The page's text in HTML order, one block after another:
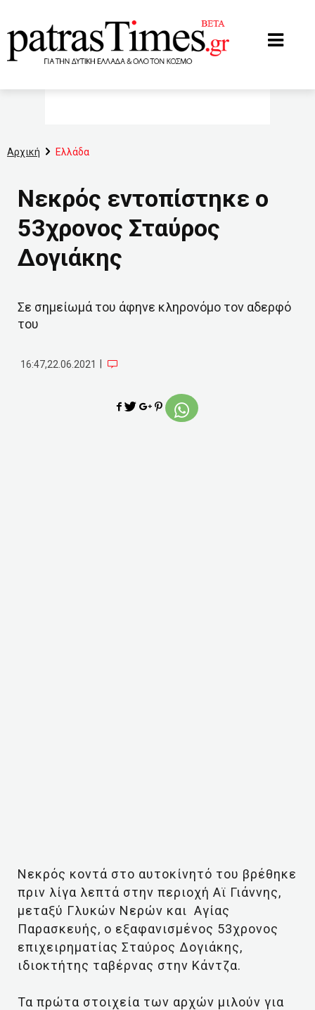
Αρχική Ελλάδα
Νεκρός εντοπίστηκε ο
53χρονος Σταύρος
Δογιάκης
Σε σημείωμά του άφηνε κληρονόμο τον αδερφό
του
16:47,22.06.2021
Νεκρός κοντά στο αυτοκίνητό του βρέθηκε
πριν λίγα λεπτά στην περιοχή Αϊ Γιάννης,
μεταξύ Γλυκών Νερών και Αγίας
Παρασκευής, ο εξαφανισμένος 53χρονος
επιχειρηματίας Σταύρος Δογιάκης,
ιδιοκτήτης ταβέρνας στην Κάντζα.
Τα πρώτα στοιχεία των αρχών μιλούν για